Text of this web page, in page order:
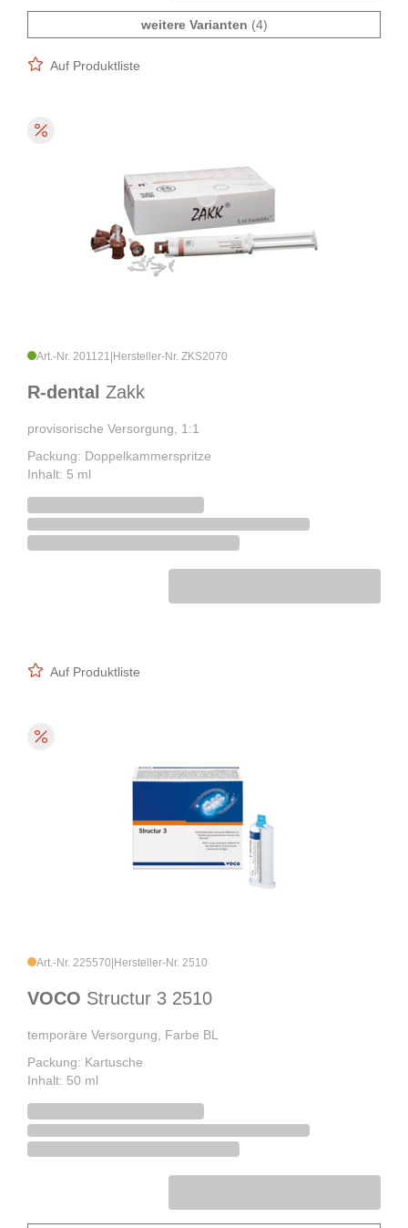
weitere Varianten (4)
Auf Produktliste
Art.-Nr. 201121 Hersteller-Nr. ZKS2070
R-dental Zakk
provisorische Versorgung, 1:1
Packung: Doppelkammerspritze
Inhalt: 5 ml
Auf Produktliste
Art.-Nr. 225570 Hersteller-Nr. 2510
VOCO Structur 3 2510
temporäre Versorgung, Farbe BL
Packung: Kartusche
Inhalt: 50 ml